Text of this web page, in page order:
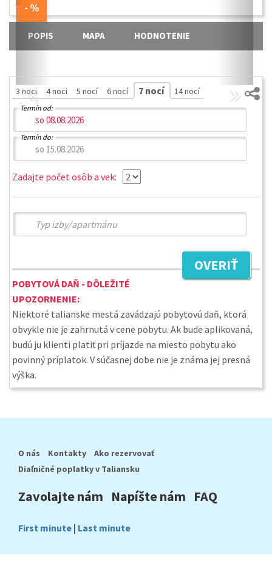
« »
POPIS MAPA HODNOTENIE
3 noci 4 noci 5 nocí 6 nocí 7 nocí 14 nocí
Termín od:
Termín do:
Zadajte počet osôb a vek:
OVERIŤ
POBYTOVÁ DAŇ - DÔLEŽITÉ
UPOZORNENIE:
Niektoré talianske mestá zavádzajú pobytovú daň, ktorá
obvykle nie je zahrnutá v cene pobytu. Ak bude aplikovaná,
budú ju klienti platiť pri príjazde na miesto pobytu ako
povinný príplatok. V súčasnej dobe nie je známa jej presná
výška.
O nás Kontakty
Ako rezervovať
Diaľničné poplatky v Taliansku
Zavolajte nám Napíšte nám FAQ
First minute | Last minute